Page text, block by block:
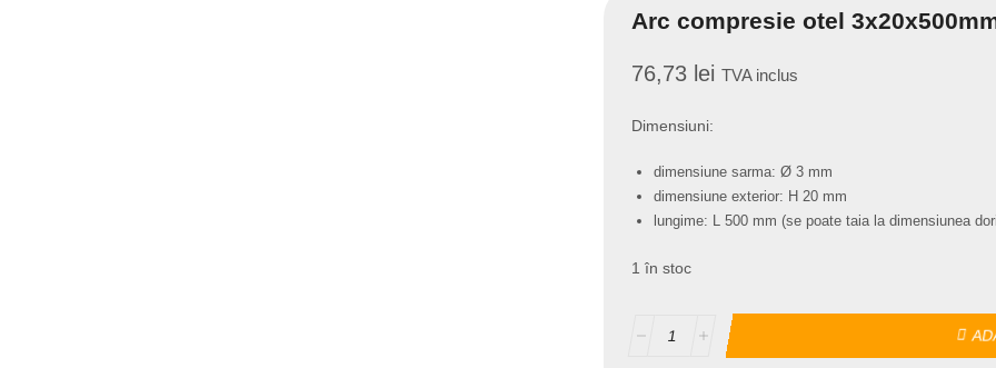
Arc compresie otel
76,73 lei TVA inclus
Dimensiuni:
dimensiune sarma: Ø 3 mm
dimensiune exterior: H 20 mm
lungime: L 500 mm (se poate taia la dimensiunea
1 în stoc